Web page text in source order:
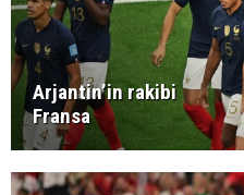
Arjantin’in rakibi
Fransa